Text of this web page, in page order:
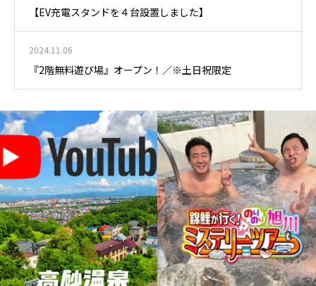
【EV充電スタンドを４台設置しました】
2024.11.06
『2階無料遊び場』オープン！／※土日祝限定